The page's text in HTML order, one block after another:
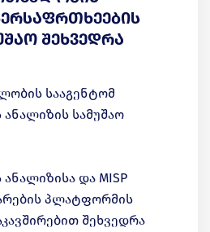
შეხვედრა
სააგენტომ
სამუშაო
და MISP
პლატფორმის
შეხვედრა